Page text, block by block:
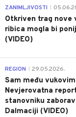
ZANIMLJIVOSTI
Otkriven trag nove
ribica mogla bi
(VIDEO)
REGION 29.05.2026.
Sam među
Nevjerovatna
stanovniku
Dalmaciji (VIDEO)